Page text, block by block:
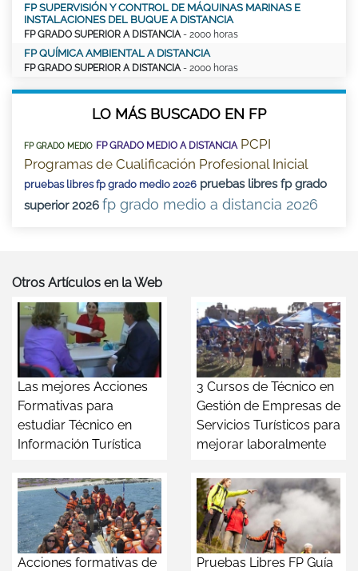
FP SUPERVISIÓN Y CONTROL DE MÁQUINAS MARINAS E
INSTALACIONES DEL BUQUE A DISTANCIA
FP GRADO SUPERIOR A DISTANCIA - 2000 horas
FP QUÍMICA AMBIENTAL A DISTANCIA
FP GRADO SUPERIOR A DISTANCIA - 2000 horas
LO MÁS BUSCADO EN FP
FP GRADO MEDIO FP GRADO MEDIO A DISTANCIA PCPI
Programas de Cualificación Profesional Inicial
pruebas libres fp grado medio 2026 pruebas libres fp grado
superior 2026 fp grado medio a distancia 2026
Otros Artículos en la Web
Las mejores Acciones
Formativas para
estudiar Técnico en
Información Turística
3 Cursos de Técnico en
Gestión de Empresas de
Servicios Turísticos para
mejorar laboralmente
Acciones formativas de
Pruebas Libres FP Guía